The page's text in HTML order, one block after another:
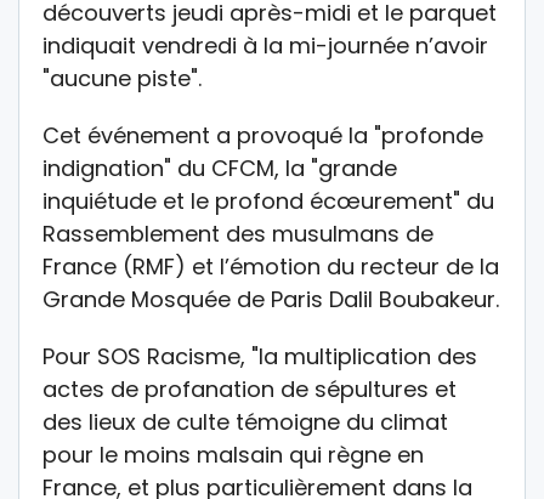
découverts jeudi après-midi et le parquet
indiquait vendredi à la mi-journée n’avoir
"aucune piste".
Cet événement a provoqué la "profonde
indignation" du CFCM, la "grande
inquiétude et le profond écœurement" du
Rassemblement des musulmans de
France (RMF) et l’émotion du recteur de la
Grande Mosquée de Paris Dalil Boubakeur.
Pour SOS Racisme, "la multiplication des
actes de profanation de sépultures et
des lieux de culte témoigne du climat
pour le moins malsain qui règne en
France, et plus particulièrement dans la